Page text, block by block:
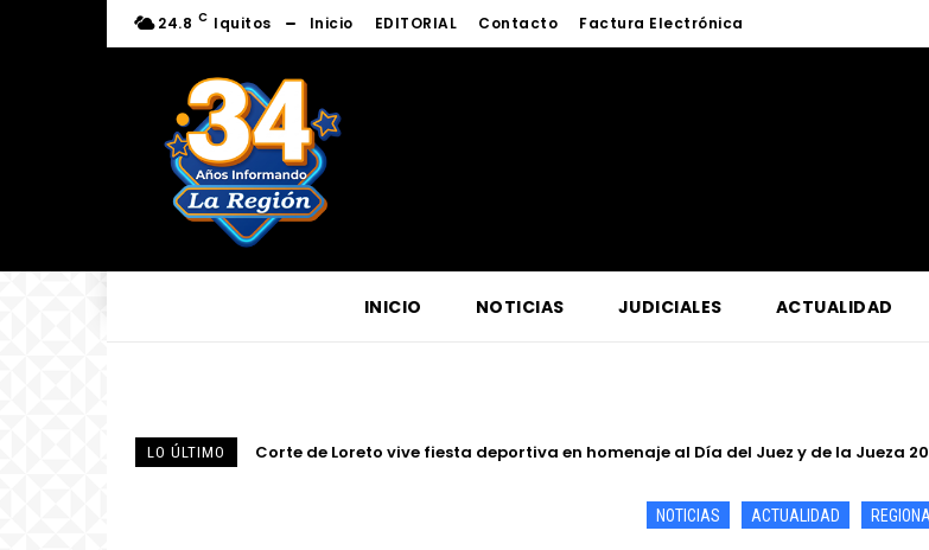
24.8 C Iquitos Inicio EDITORIAL Contacto Factura Electrónica
INICIO NOTICIAS JUDICIALES ACTUALIDAD
LO ÚLTIMO Fortalecen conocimientos sobre la lucha contra la criminalidad en conferencia
NOTICIAS ACTUALIDAD